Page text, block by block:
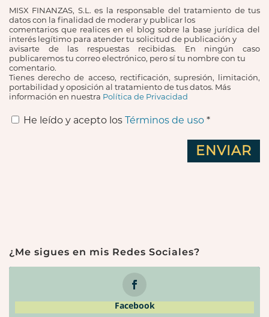
MISX FINANZAS, S.L. es la responsable del tratamiento de tus
datos con la finalidad de moderar y publicar los
comentarios que realices en el blog sobre la base jurídica del
interés legítimo para atender tu solicitud de publicación y
avisarte de las respuestas recibidas. En ningún caso
publicaremos tu correo electrónico, pero sí tu nombre con tu
comentario.
Tienes derecho de acceso, rectificación, supresión, limitación,
portabilidad y oposición al tratamiento de tus datos. Más
información en nuestra Política de Privacidad
He leído y acepto los Términos de uso *
¿Me sigues en mis Redes Sociales?
Facebook